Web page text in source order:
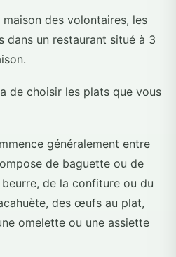
des volontaires, les
dans un restaurant situé à 3
de choisir les plats que vous
généralement entre
de baguette ou de
de la confiture ou du
des œufs au plat,
omelette ou une assiette